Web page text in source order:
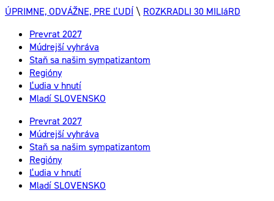
ÚPRIMNE, ODVÁŽNE, PRE ĽUDÍ \ ROZKRADLI 30 MILIáRD
Prevrat 2027
Múdrejší vyhráva
Staň sa našim sympatizantom
Regióny
Ľudia v hnutí
Mladí SLOVENSKO
Prevrat 2027
Múdrejší vyhráva
Staň sa našim sympatizantom
Regióny
Ľudia v hnutí
Mladí SLOVENSKO